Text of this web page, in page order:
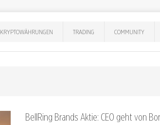
KRYPTOWÄHRUNGEN TRADING COMMUNITY
BellRing Brands Aktie: CEO geht von